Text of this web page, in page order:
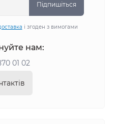
Підпишіться
і згоден з вимогами
нам:
01 02